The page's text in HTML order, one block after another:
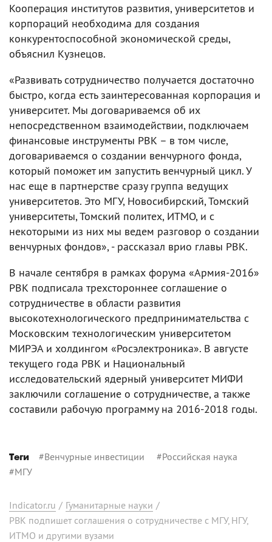
Кооперация институтов развития, университетов и
корпораций необходима для создания
конкурентоспособной экономической среды,
объяснил Кузнецов.
«Развивать сотрудничество получается достаточно
быстро, когда есть заинтересованная корпорация и
университет. Мы договариваемся об их
непосредственном взаимодействии, подключаем
финансовые инструменты РВК – в том числе,
договариваемся о создании венчурного фонда,
который поможет им запустить венчурный цикл. У
нас еще в партнерстве сразу группа ведущих
университетов. Это МГУ, Новосибирский, Томский
университеты, Томский политех, ИТМО, и с
некоторыми из них мы ведем разговор о создании
венчурных фондов», - рассказал врио главы РВК.
В начале сентября в рамках форума «Армия-2016»
РВК подписала трехстороннее соглашение о
сотрудничестве в области развития
высокотехнологического предпринимательства с
Московским технологическим университетом
МИРЭА и холдингом «Росэлектроника». В августе
текущего года РВК и Национальный
исследовательский ядерный университет МИФИ
заключили соглашение о сотрудничестве, а также
составили рабочую программу на 2016-2018 годы.
Теги #Венчурные инвестиции #Российская наука
#МГУ
Indicator.ru / Гуманитарные науки /
РВК подпишет соглашения о сотрудничестве с МГУ, НГУ,
ИТМО и другими вузами